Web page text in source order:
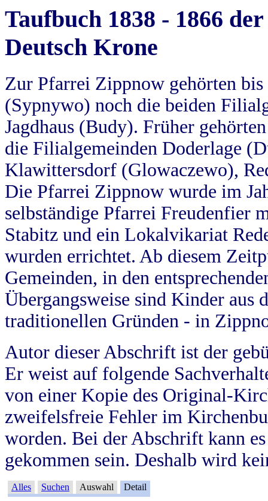
Taufbuch 1838 - 1866
Deutsch Krone
Zur Pfarrei Zippnow gehörten
(Sypnywo) noch die beiden
Jagdhaus (Budy). Früher
die Filialgemeinden Doderlage
Klawittersdorf (Glowaczewo),
Die Pfarrei Zippnow wurde im
selbständige Pfarrei Freudenfier
Stabitz und ein Lokalvikariat
wurden errichtet. Ab diesem
Gemeinden, in den
Übergangsweise sind Kinder aus
traditionellen Gründen - in
Autor dieser Abschrift ist der
Er weist auf folgende
von einer Kopie des Original-
zweifelsfreie Fehler im
worden. Bei der Abschrift kann
gekommen sein. Deshalb wird
Alles Suchen Auswahl Detail